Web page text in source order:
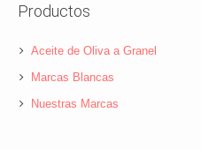
Productos
Aceite de Oliva a Granel
Marcas Blancas
Nuestras Marcas